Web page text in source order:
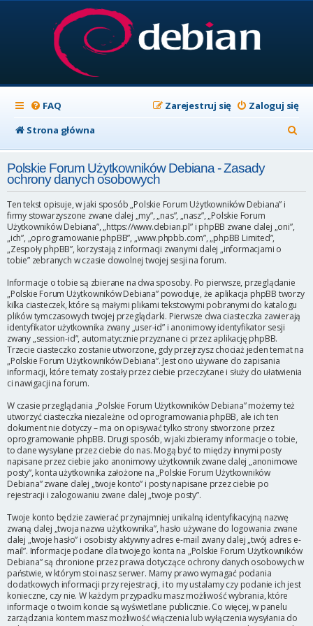
FAQ Zaloguj się
Zarejestruj się
Strona główna
z
k
Polskie Forum Użytkowników Debiana - Zasady
ochrony danych osobowych
Ten tekst opisuje, w jaki sposób „Polskie Forum Użytkowników Debiana” i
firmy stowarzyszone zwane dalej „my”, „nas”, „nasz”, „Polskie Forum
Użytkowników Debiana”, „https://www.debian.pl” i phpBB zwane dalej „oni”,
„ich”, „oprogramowanie phpBB”, „www.phpbb.com”, „phpBB Limited”,
„Zespoły phpBB”, korzystają z informacji zwanymi dalej „informacjami o
tobie” zebranych w czasie dowolnej twojej sesji na forum.
Informacje o tobie są zbierane na dwa sposoby. Po pierwsze, przeglądanie
„Polskie Forum Użytkowników Debiana” powoduje, że aplikacja phpBB tworzy
kilka ciasteczek, które są małymi plikami tekstowymi pobranymi do katalogu
plików tymczasowych twojej przeglądarki. Pierwsze dwa ciasteczka zawierają
identyfikator użytkownika zwany „user-id” i anonimowy identyfikator sesji
zwany „session-id”, automatycznie przyznane ci przez aplikację phpBB.
Trzecie ciasteczko zostanie utworzone, gdy przejrzysz chociaż jeden temat na
„Polskie Forum Użytkowników Debiana”. Jest ono używane do zapisania
informacji, które tematy zostały przez ciebie przeczytane i służy do ułatwienia
ci nawigacji na forum.
W czasie przeglądania „Polskie Forum Użytkowników Debiana” możemy też
utworzyć ciasteczka niezależne od oprogramowania phpBB, ale ich ten
dokument nie dotyczy – ma on opisywać tylko strony stworzone przez
oprogramowanie phpBB. Drugi sposób, w jaki zbieramy informacje o tobie,
to dane wysyłane przez ciebie do nas. Mogą być to między innymi posty
napisane przez ciebie jako anonimowy użytkownik zwane dalej „anonimowe
posty”, konta użytkownika założone na „Polskie Forum Użytkowników
Debiana” zwane dalej „twoje konto” i posty napisane przez ciebie po
rejestracji i zalogowaniu zwane dalej „twoje posty”.
Twoje konto będzie zawierać przynajmniej unikalną identyfikacyjną nazwę
zwaną dalej „twoja nazwa użytkownika”, hasło używane do logowania zwane
dalej „twoje hasło” i osobisty aktywny adres e-mail zwany dalej „twój adres e-
mail”. Informacje podane dla twojego konta na „Polskie Forum Użytkowników
Debiana” są chronione przez prawa dotyczące ochrony danych osobowych w
państwie, w którym stoi nasz serwer. Mamy prawo wymagać podania
dodatkowych informacji przy rejestracji, i to my ustalamy czy podanie ich jest
konieczne, czy nie. W każdym przypadku masz możliwość wybrania, które
informacje o twoim koncie są wyświetlane publicznie. Co więcej, w panelu
zarządzania kontem masz możliwość włączenia lub wyłączenia wysyłania do